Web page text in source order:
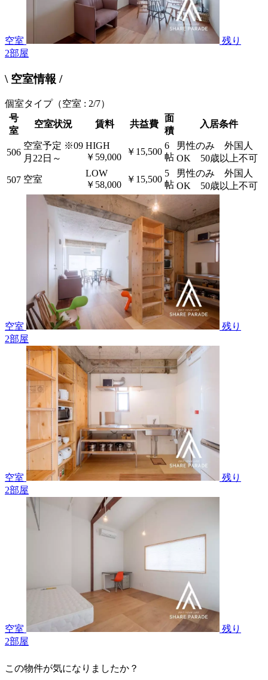
空室
残り
2部屋
\ 空室情報 /
個室タイプ（空室 : 2/7）
号
室
空室状況 賃料 共益費
面
積
入居条件
506
空室予定 ※09
月22日～
HIGH
￥59,000
￥15,500
6
帖
男性のみ 外国人
OK 50歳以上不可
507 空室
LOW
￥58,000
￥15,500
5
帖
男性のみ 外国人
OK 50歳以上不可
空室
残り
2部屋
空室
残り
2部屋
空室
残り
2部屋
この物件が気になりましたか？